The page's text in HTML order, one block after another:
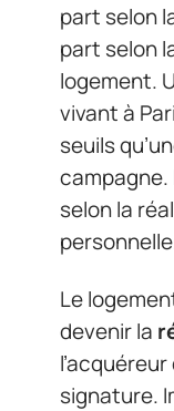
part selon
part selon
logement.
vivant à
seuils
selon la
Le
devenir la
signature.